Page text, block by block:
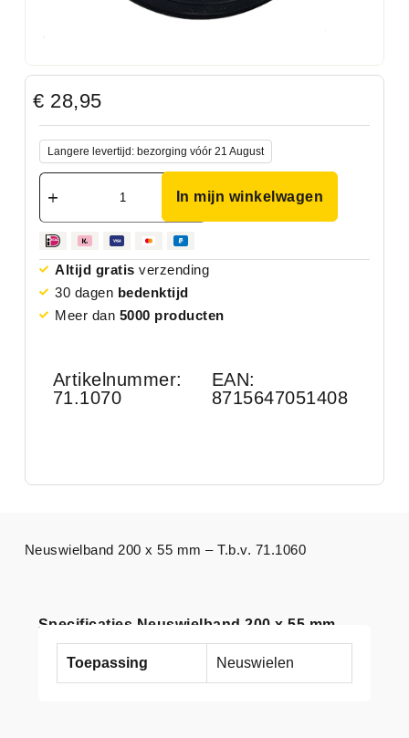
€ 28,95
Langere levertijd: bezorging vóór 21 August
In mijn winkelwagen
Altijd gratis verzending
30 dagen bedenktijd
Meer dan 5000 producten
Artikelnummer:
71.1070
EAN:
8715647051408
Specificaties Neuswielband 200 x 55 mm
Toepassing Neuswielen
Neuswielband 200 x 55 mm – T.b.v. 71.1060